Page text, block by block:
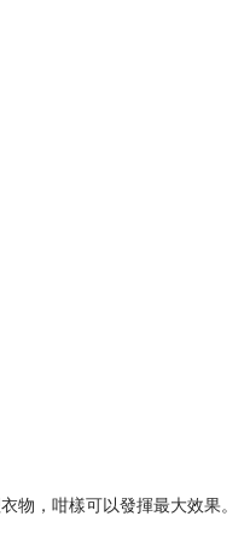
物，咁樣可以發揮最大效果。